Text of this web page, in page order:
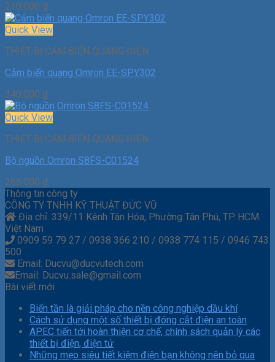
210.000 ₫
Quick View
THIẾT BỊ CẢM BIẾN QUANG ĐIỆN
Cảm biến quang Omron EE-SPY302
340.000 ₫
Quick View
THIẾT BỊ CẢM BIẾN QUANG ĐIỆN
Bộ nguồn Omron S8FS-C01524
265.000 ₫
Thông tin công ty
CÔNG TY TNHH KỸ THUẬT ĐỨC VŨ
Địa chỉ: 339/11 Kênh Tân Hóa, Phường Tân Phú, TP. HCM.
Việt Nam
0909 59 79 27 / 0938 366 210 / 0938 774 115 / 0946 743
500
Email: Ducvu@ducvutech.com
Email: Ducvu.sale@gmail.com
Bài viết mới
Biến tần là giải pháp cho nền công nghiệp dầu khí
Cách sử dụng một số thiết bị đóng cắt điện an toàn
APEC tiến tới hoàn thiện cơ chế, chính sách quản lý các
thiết bị điện, điện tử
Những mẹo siêu tiết kiệm điện bạn không nên bỏ qua